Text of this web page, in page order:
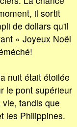
il sortit
de dollars qu'il
« Joyeux Noël
nuit était étoilée
le pont supérieur
tandis que
les Philippines.